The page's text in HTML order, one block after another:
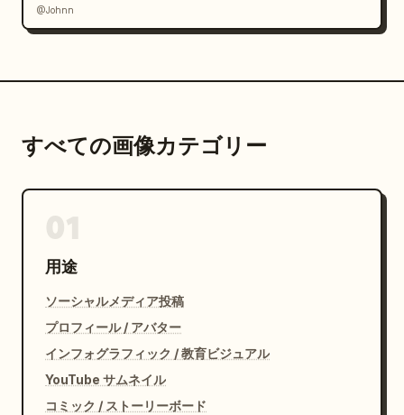
@Johnn
すべての画像カテゴリー
用途
ソーシャルメディア投稿
プロフィール / アバター
インフォグラフィック / 教育ビジュアル
YouTube サムネイル
コミック / ストーリーボード